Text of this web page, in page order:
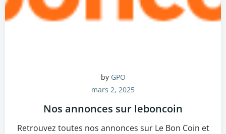
by GPO
mars 2, 2025
Nos annonces sur leboncoin
Retrouvez toutes nos annonces sur Le Bon Coin et